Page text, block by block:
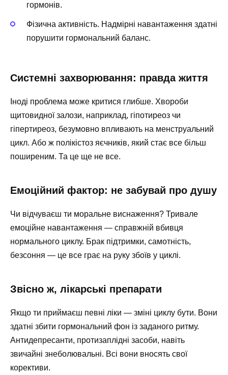
гормонів.
Фізична активність. Надмірні навантаження здатні
порушити гормональний баланс.
Системні захворювання: правда життя
Іноді проблема може критися глибше. Хвороби
щитовидної залози, наприклад, гіпотиреоз чи
гіпертиреоз, безумовно впливають на менструальний
цикл. Або ж полікістоз яєчників, який стає все більш
поширеним. Та це ще не все.
Емоційний фактор: не забувай про душу
Чи відчуваєш ти моральне виснаження? Тривале
емоційне навантаження — справжній вбивця
нормального циклу. Брак підтримки, самотність,
безсоння — це все грає на руку збоїв у циклі.
Звісно ж, лікарські препарати
Якщо ти приймаєш певні ліки — зміні циклу бути. Вони
здатні збити гормональний фон із заданого ритму.
Антидепресанти, протизаплідні засоби, навіть
звичайні знеболювальні. Всі вони вносять свої
корективи.